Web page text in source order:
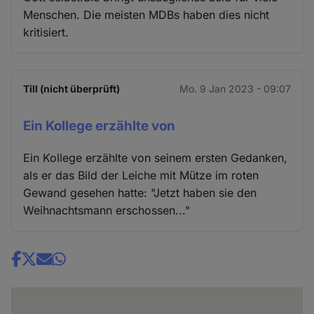
Menschen. Die meisten MDBs haben dies nicht
kritisiert.
Till (nicht überprüft) Mo. 9 Jan 2023 - 09:07
Ein Kollege erzählte von
Ein Kollege erzählte von seinem ersten Gedanken,
als er das Bild der Leiche mit Mütze im roten
Gewand gesehen hatte: "Jetzt haben sie den
Weihnachtsmann erschossen..."
Share